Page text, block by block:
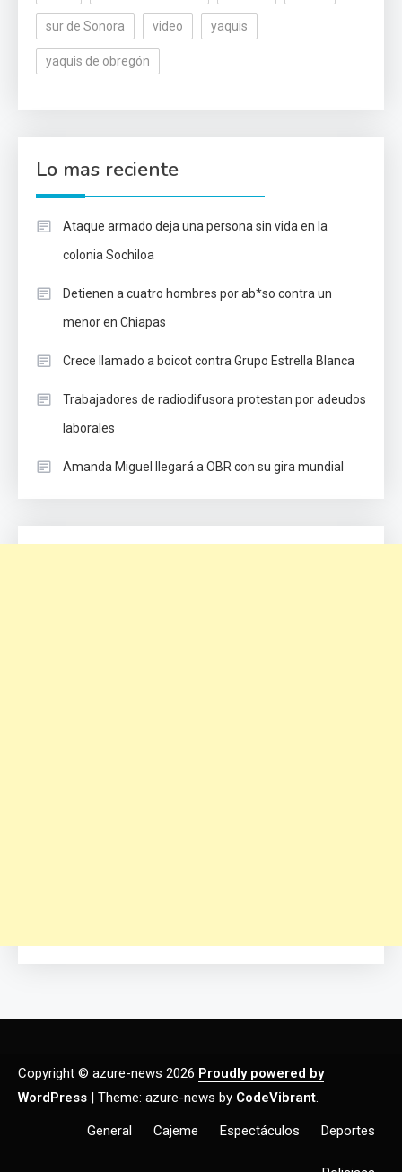
sur de Sonora video yaquis
yaquis de obregón
Lo mas reciente
Ataque armado deja una persona sin vida en la
colonia Sochiloa
Detienen a cuatro hombres por ab*so contra un
menor en Chiapas
Crece llamado a boicot contra Grupo Estrella Blanca
Trabajadores de radiodifusora protestan por adeudos
laborales
Amanda Miguel llegará a OBR con su gira mundial
Copyright © azure-news 2026 Proudly powered by
WordPress
Theme: azure-news by CodeVibrant.
General Cajeme Espectáculos Deportes